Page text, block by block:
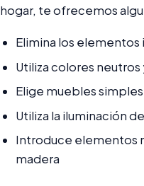
hogar, te ofrecemos
Elimina los elementos
Utiliza colores neutros
Elige muebles
Utiliza la iluminación
Introduce elementos
madera